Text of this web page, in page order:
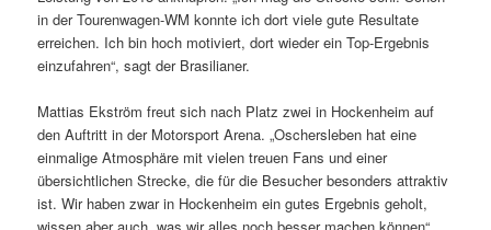
in der Tourenwagen-WM konnte ich dort viele gute Resultate
erreichen. Ich bin hoch motiviert, dort wieder ein Top-Ergebnis
einzufahren“, sagt der Brasilianer.
Mattias Ekström freut sich nach Platz zwei in Hockenheim auf
den Auftritt in der Motorsport Arena. „Oschersleben hat eine
einmalige Atmosphäre mit vielen treuen Fans und einer
übersichtlichen Strecke, die für die Besucher besonders attraktiv
ist. Wir haben zwar in Hockenheim ein gutes Ergebnis geholt,